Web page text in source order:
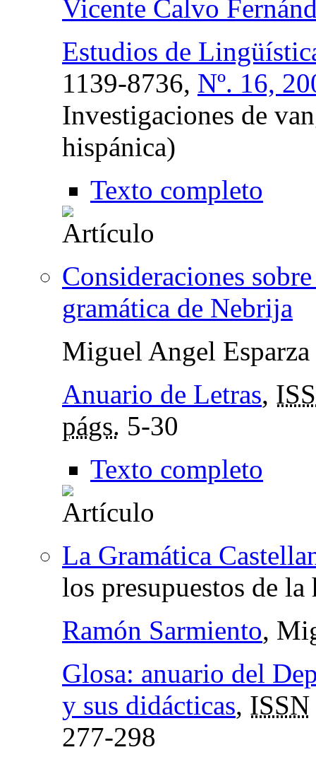
Vicente Calvo
Estudios de
1139-8736, Nº. 16,
Investigaciones de
hispánica)
Texto completo
Consideraciones
gramática de Nebrija
Miguel Angel Esparza
Anuario de Letras,
págs. 5-30
Texto completo
La Gramática
los presupuestos de
Ramón Sarmiento,
Glosa: anuario del
y sus didácticas, ISSN
277-298